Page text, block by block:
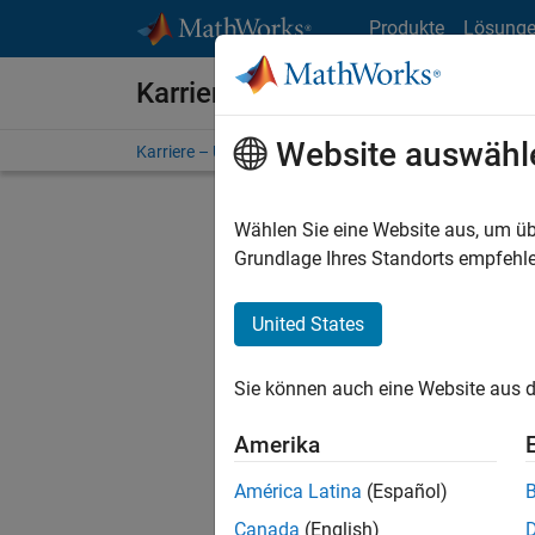
Produkte
Karriere bei MathWorks
Karriere – Übersicht Stellensuche
FILTER:
Stellen
Es
Region
Website
Wählen Sie eine Website aus, um
Grundlage Ihres Standorts
United States
Sie können auch eine Website aus
Amerika
América Latina (Español)
Canada (English)